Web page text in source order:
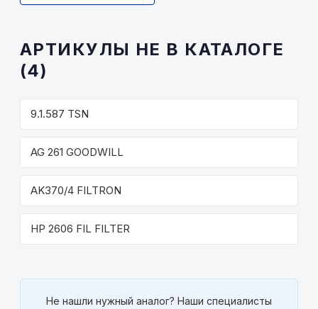
АРТИКУЛЫ НЕ В КАТАЛОГЕ
(4)
9.1.587 TSN
AG 261 GOODWILL
AK370/4 FILTRON
HP 2606 FIL FILTER
Не нашли нужный аналог? Наши специалисты